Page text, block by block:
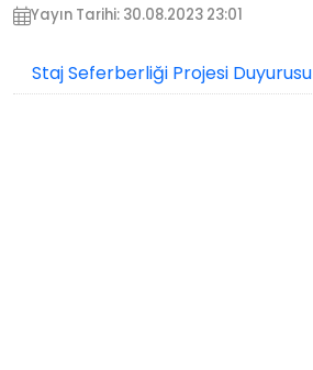
Yayın Tarihi: 30.08.2023 23:01
Staj Seferberliği Projesi Duyurusu